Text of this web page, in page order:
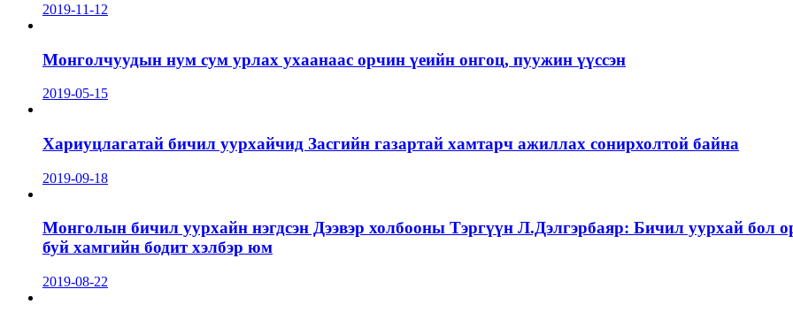
2019-11-12
Монголчуудын нум сум урлах ухаанаас орчин үеийн онгоц, пуужин үүссэн
2019-05-15
Хариуцлагатай бичил уурхайчид Засгийн газартай хамтарч ажиллах сонирхолтой байна
2019-09-18
Монголын бичил уурхайн нэгдсэн Дээвэр холбооны Тэргүүн Л.Дэлгэрбаяр: Бичил уурхай бол
буй хамгийн бодит хэлбэр юм
2019-08-22